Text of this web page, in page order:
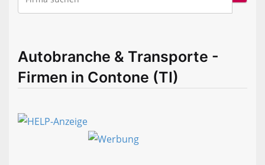
Autobranche & Transporte -
Firmen in Contone (TI)